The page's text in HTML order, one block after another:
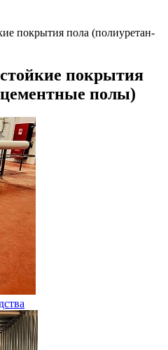
покрытия пола (полиуретан-
покрытия
полы)